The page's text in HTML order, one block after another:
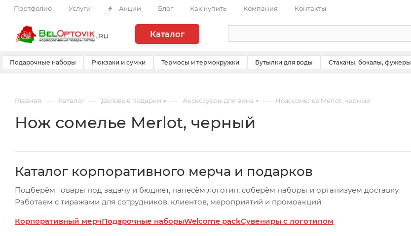
Портфолио Услуги Акции Блог Как купить Компания Контакты
Каталог
Подарочные наборы Рюкзаки и сумки Термосы и термокружки Бутылки для воды Стаканы, бокалы, фужеры
Главная — Каталог — Деловые подарки — Аксессуары для вина — Нож сомелье Merlot, черный
Нож сомелье Merlot, черный
Каталог корпоративного мерча и подарков
Подберём товары под задачу и бюджет, нанесём логотип, соберём наборы и организуем доставку.
Работаем с тиражами для сотрудников, клиентов, мероприятий и промоакций.
Корпоративный мерчПодарочные наборыWelcome packСувениры с логотипом